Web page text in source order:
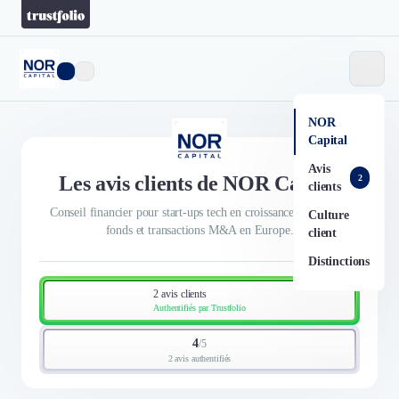
NOR
Capital
Avis
clients
2
Culture
client
Distinctions
Les avis clients de NOR Capital
Conseil financier pour start-ups tech en croissance. Levées de
fonds et transactions M&A en Europe.
2 avis clients
Authentifiés par Trustfolio
4/5
2 avis authentifiés